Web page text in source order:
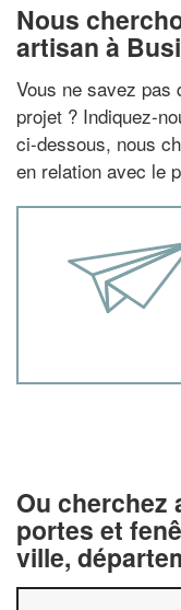
Nous
artisan à
Vous ne savez pas
projet ? Indiquez-
ci-dessous, nous
en relation avec le
Ou cherchez
portes et
ville,